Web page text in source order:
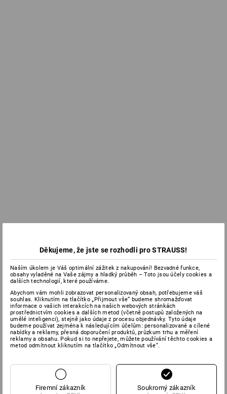
Děkujeme, že jste se rozhodli pro STRAUSS!
Naším úkolem je Váš optimální zážitek z nakupování! Bezvadné funkce,
obsahy vyladěné na Vaše zájmy a hladký průběh – Toto jsou účely cookies a
dalších technologií, které používáme.
Abychom vám mohli zobrazovat personalizovaný obsah, potřebujeme váš
souhlas. Kliknutím na tlačítko „Přijmout vše“ budeme shromažďovat
informace o vašich interakcích na našich webových stránkách
prostřednictvím cookies a dalších metod (včetně postupů založených na
umělé inteligenci), stejně jako údaje z procesu objednávky. Tyto údaje
budeme používat zejména k následujícím účelům: personalizované a cílené
nabídky a reklamy, přesná doporučení produktů, průzkum trhu a měření
reklamy a obsahu. Pokud si to nepřejete, můžete používání těchto cookies a
metod odmítnout kliknutím na tlačítko „Odmítnout vše“.
Firemní zákazník Soukromý zákazník